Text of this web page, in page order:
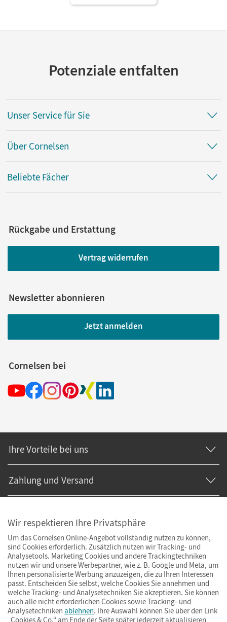
Potenziale entfalten
Unser Service für Sie
Über Cornelsen
Beliebte Fächer
Rückgabe und Erstattung
Vertrag widerrufen
Newsletter abonnieren
Jetzt anmelden
Cornelsen bei
Ihre Vorteile bei uns
Zahlung und Versand
Wir respektieren Ihre Privatsphäre
Um das Cornelsen Online-Angebot vollständig nutzen zu können,
sind Cookies erforderlich. Zusätzlich nutzen wir Tracking- und
Analysetools. Marketing Cookies und andere Trackingtechniken
nutzen wir und unsere Werbepartner, wie z. B. Google und Meta, um
Ihnen personalisierte Werbung anzuzeigen, die zu Ihren Interessen
passt. Entscheiden Sie selbst, welche Cookies Sie annehmen und
welche Tracking- und Analysetechniken Sie akzeptieren. Sie können
auch alle nicht erforderlichen Cookies sowie Tracking- und
Analysetechniken ablehnen. Ihre Auswahl können Sie über den Link
„Cookies & Co.“ am Ende der Seite später jederzeit aktualisieren